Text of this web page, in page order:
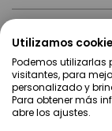
Utilizamos
Podemos utilizarlas
visitantes, para
personalizado y
Para obtener más
abre los ajustes.